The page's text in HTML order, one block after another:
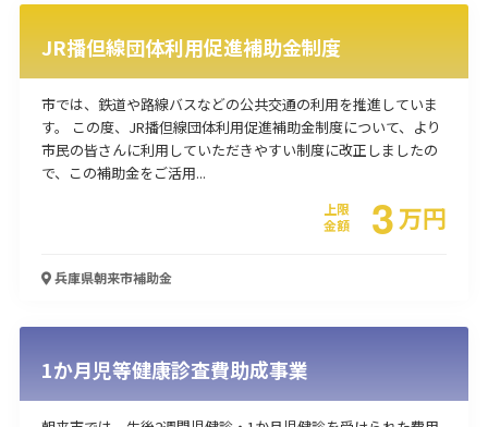
JR播但線団体利用促進補助金制度
市では、鉄道や路線バスなどの公共交通の利用を推進していま
す。 この度、JR播但線団体利用促進補助金制度について、より
市民の皆さんに利用していただきやすい制度に改正しましたの
で、この補助金をご活用...
上限
金額
3万円
兵庫県朝来市補助金
1か月児等健康診査費助成事業